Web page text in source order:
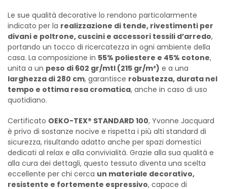
Le sue qualità decorative lo rendono particolarmente
indicato per la realizzazione di tende, rivestimenti per
divani e poltrone, cuscini e accessori tessili d’arredo,
portando un tocco di ricercatezza in ogni ambiente della
casa. La composizione in 55% poliestere e 45% cotone,
unita a un peso di 602 gr/mtl (215 gr/m²) e a una
larghezza di 280 cm, garantisce robustezza, durata nel
tempo e ottima resa cromatica, anche in caso di uso
quotidiano.
Certificato OEKO-TEX® STANDARD 100, Yvonne Jacquard
è privo di sostanze nocive e rispetta i più alti standard di
sicurezza, risultando adatto anche per spazi domestici
dedicati al relax e alla convivialità. Grazie alla sua qualità e
alla cura dei dettagli, questo tessuto diventa una scelta
eccellente per chi cerca un materiale decorativo,
resistente e fortemente espressivo, capace di